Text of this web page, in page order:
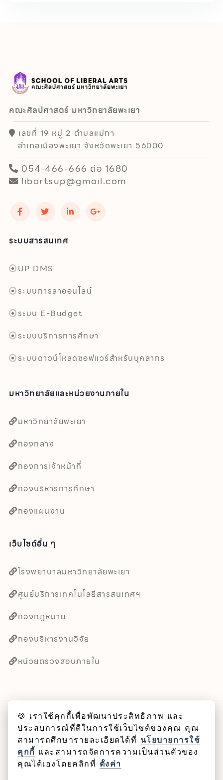
คณะศิลปศาสตร์ มหาวิทยาลัยพะเยา
เลขที่ 19 หมู่ 2 ตำบลแม่กา
อำเภอเมืองพะเยา จังหวัดพะเยา 56000
054-466-666 ต่อ 1680
libartsup@gmail.com
ระบบสารสนเทศ
UP DMS
ระบบการลาออนไลน์
ระบบ E-Budget
ระบบบริการการศึกษา
ระบบดาวน์โหลดซอฟแวร์สำหรับบุคลากร
มหาวิทยาลัยและหน่วยงานภายใน
มหาวิทยาลัยพะเยา
กองกลาง
กองการเจ้าหน้าที่
กองบริหารการศึกษา
กองแผนงาน
เว็บไซต์อื่น ๆ
โรงพยาบาลมหาวิทยาลัยพะเยา
ศูนย์บริการเทคโนโลยีสารสนเทศฯ
กองกฎหมาย
กองบริหารงานวิจัย
หน่วยตรวจสอบภายใน
ลิขสิทธิ์ © 2025 คณะศิลปศาสตร์ มหาวิทยาลัยพะเยา
Cookie
นโยบายคุกกี้
🍪 เราใช้คุกกี้เพื่อพัฒนาประสิทธิภาพ และ
ประสบการณ์ที่ดีในการใช้เว็บไซต์ของคุณ คุณ
สามารถศึกษารายละเอียดได้ที่ นโยบายการใช้
คุกกี้ และสามารถจัดการความเป็นส่วนตัวของ
คุณได้เองโดยคลิกที่ ตั้งค่า